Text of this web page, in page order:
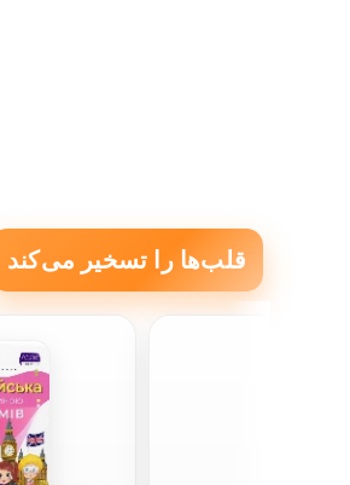
قلب‌ها را تسخیر می‌کند